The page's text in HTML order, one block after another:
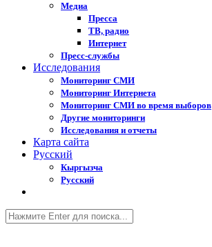
Медиа
Пресса
ТВ, радио
Интернет
Пресс-службы
Исследования
Мониторинг СМИ
Мониторинг Интернета
Мониторинг СМИ во время выборов
Другие мониторинги
Исследования и отчеты
Карта сайта
Русский
Кыргызча
Русский